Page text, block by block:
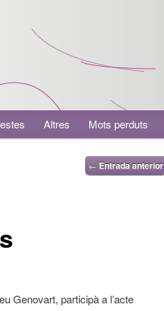
Altres Mots perduts
← Entrada anterior
Genovart, participà a l’acte